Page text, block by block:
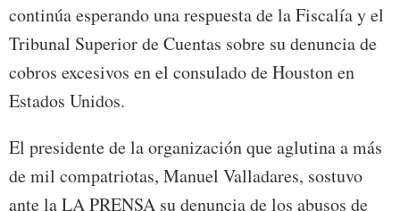
continúa esperando una respuesta de la Fiscalía y el
Tribunal Superior de Cuentas sobre su denuncia de
cobros excesivos en el consulado de Houston en
Estados Unidos.
El presidente de la organización que aglutina a más
de mil compatriotas, Manuel Valladares, sostuvo
ante la LA PRENSA su denuncia de los abusos de